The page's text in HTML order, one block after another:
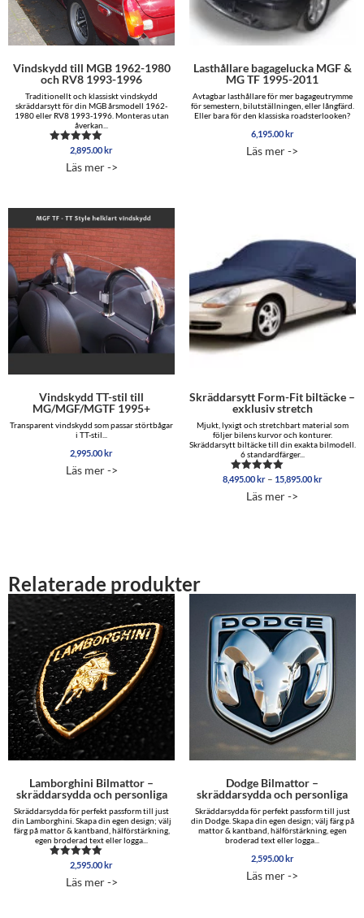
Vindskydd till MGB 1962-1980
och RV8 1993-1996
Traditionellt och klassiskt vindskydd
skräddarsytt för din MGB årsmodell 1962-
1980 eller RV8 1993-1996. Monteras utan
åverkan...
Betygsatt
av 5
2,895.00kr
Läs mer ->
Lasthållare bagagelucka MGF &
MG TF 1995-2011
Avtagbar lasthållare för mer bagageutrymme
för semestern, bilutställningen, eller långfärd.
Eller bara för den klassiska roadsterlooken?
6,195.00kr
Läs mer ->
Vindskydd TT-stil till
MG/MGF/MGTF 1995+
Transparent vindskydd som passar störtbågar
i TT-stil...
2,995.00kr
Läs mer ->
Skräddarsytt Form-Fit biltäcke –
exklusiv stretch
Mjukt, lyxigt och stretchbart material som
följer bilens kurvor och konturer.
Skräddarsytt biltäcke till din exakta bilmodell.
6 standardfärger...
Betygsatt
av 5
8,495.00kr – 15,895.00kr
Läs mer ->
Relaterade produkter
Lamborghini Bilmattor –
skräddarsydda och personliga
Skräddarsydda för perfekt passform till just
din Lamborghini. Skapa din egen design; välj
färg på mattor & kantband, hälförstärkning,
egen broderad text eller logga...
Betygsatt
av 5
2,595.00 kr
Läs mer ->
Dodge Bilmattor –
skräddarsydda och personliga
Skräddarsydda för perfekt passform till just
din Dodge. Skapa din egen design; välj färg på
mattor & kantband, hälförstärkning, egen
broderad text eller logga...
2,595.00 kr
Läs mer ->